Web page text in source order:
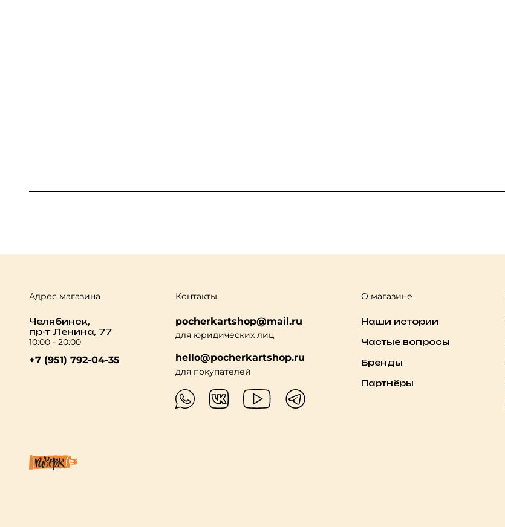
Адрес магазина
Челябинск,
пр-т Ленина, 77
10:00 - 20:00
+7 (951) 792-04-35
Контакты
pocherkartshop@mail.ru
для юридических лиц
hello@pocherkartshop.ru
для покупателей
О магазине
Наши истории
Частые вопросы
Бренды
Партнёры